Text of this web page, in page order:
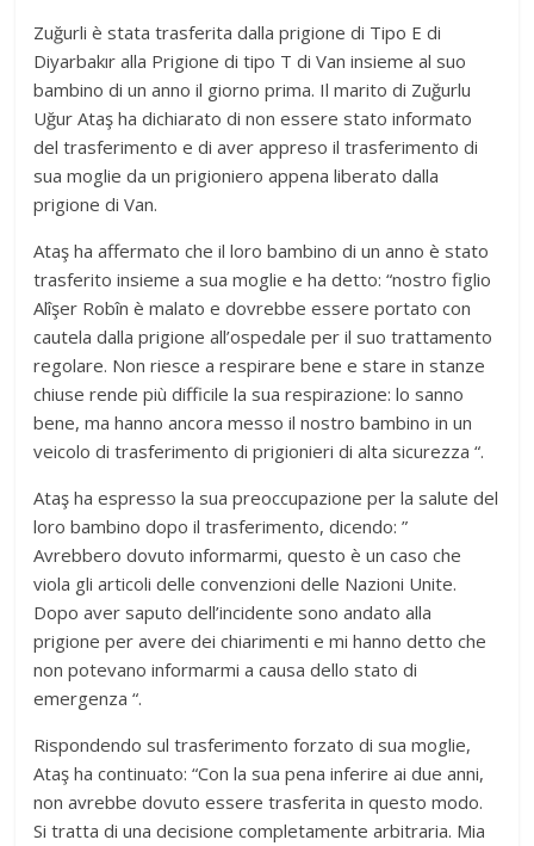
Zuğurli è stata trasferita dalla prigione di Tipo E di
Diyarbakır alla Prigione di tipo T di Van insieme al suo
bambino di un anno il giorno prima. Il marito di Zuğurlu
Uğur Ataş ha dichiarato di non essere stato informato
del trasferimento e di aver appreso il trasferimento di
sua moglie da un prigioniero appena liberato dalla
prigione di Van.
Ataş ha affermato che il loro bambino di un anno è stato
trasferito insieme a sua moglie e ha detto: “nostro figlio
Alîşer Robîn è malato e dovrebbe essere portato con
cautela dalla prigione all’ospedale per il suo trattamento
regolare. Non riesce a respirare bene e stare in stanze
chiuse rende più difficile la sua respirazione: lo sanno
bene, ma hanno ancora messo il nostro bambino in un
veicolo di trasferimento di prigionieri di alta sicurezza “.
Ataş ha espresso la sua preoccupazione per la salute del
loro bambino dopo il trasferimento, dicendo: ”
Avrebbero dovuto informarmi, questo è un caso che
viola gli articoli delle convenzioni delle Nazioni Unite.
Dopo aver saputo dell’incidente sono andato alla
prigione per avere dei chiarimenti e mi hanno detto che
non potevano informarmi a causa dello stato di
emergenza “.
Rispondendo sul trasferimento forzato di sua moglie,
Ataş ha continuato: “Con la sua pena inferire ai due anni,
non avrebbe dovuto essere trasferita in questo modo.
Si tratta di una decisione completamente arbitraria. Mia